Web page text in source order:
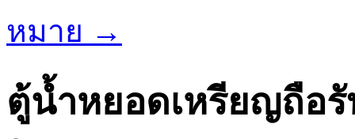
หมาย →
ตู้น้ำหยอดเหรียญถือ